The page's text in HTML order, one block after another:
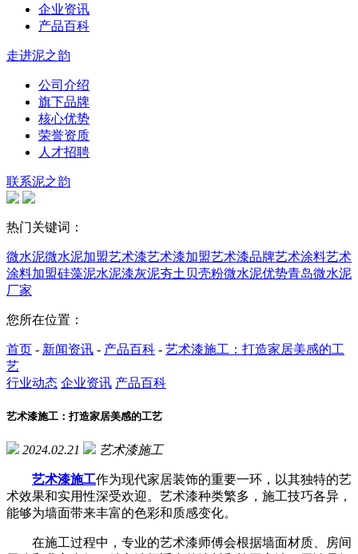
企业资讯
产品百科
走进泥之韵
公司介绍
旗下品牌
核心优势
荣誉资质
人才招聘
联系泥之韵
热门关键词：
微水泥微水泥加盟艺术漆艺术漆加盟艺术漆品牌艺术涂料艺术
涂料加盟硅藻泥水泥漆灰泥夯土 贝壳粉微水泥优势青岛微水泥
厂家
您所在位置：
首页 - 新闻资讯 - 产品百科 - 艺术漆施工：打造家居美感的工
艺
行业动态 企业资讯 产品百科
艺术漆施工：打造家居美感的工艺
2024.02.21 艺术漆施工
艺术漆施工作为现代家居装饰的重要一环，以其独特的艺
术效果和实用性深受欢迎。艺术漆种类繁多，施工技巧各异，
能够为墙面带来丰富的色彩和质感变化。
在施工过程中，专业的艺术漆师傅会根据墙面材质、房间